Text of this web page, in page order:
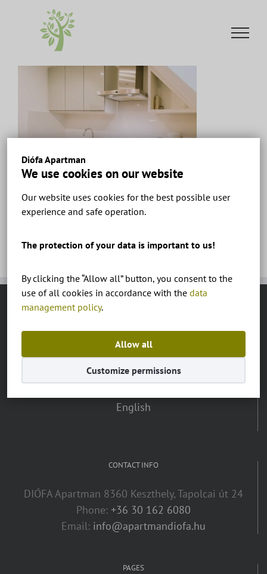
Diófa Apartman
We use cookies on our website
Our website uses cookies for the best possible user
experience and safe operation.
The protection of your data is important to us!
By clicking the “Allow all” button, you consent to the
use of all cookies in accordance with the data
management policy.
Allow all
Customize permissions
Diófa Apartman Keszthely – Ház 2 Apartman 10 –
Apartmanok és szobák a Balatonnál.
Magyar
Deutsch
English
CONTACT INFO
DIÓFA Apartman 8360 Keszthely, Tapolcai út 24
Phone: +36 30 162 6080
Email: info@apartmandiofa.hu
PAGES